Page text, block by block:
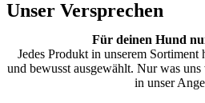
Unser Versprechen
Für deinen Hund
Jedes Produkt in unserem
und bewusst ausgewählt. Nur was
in unser